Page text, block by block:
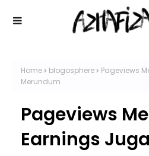
Home blogosphere
Pageviews
Merundum
Pageviews
Earnings Juga